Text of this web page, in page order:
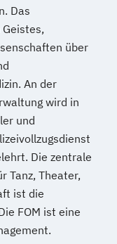
Das
über
An der
wird in
und
Die zentrale
Tanz, Theater,
ist die
FOM ist eine